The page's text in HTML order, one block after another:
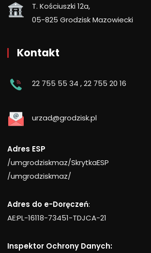
T. Kościuszki 12a,
05-825 Grodzisk Mazowiecki
Kontakt
22 755 55 34 ,22 755 20 16
urzad@grodzisk.pl
Adres ESP
/umgrodziskmaz/SkrytkaESP
/umgrodziskmaz/
Adres do e-Doręczeń:
AE:PL-16118-73451-TDJCA-21
Inspektor Ochrony Danych: